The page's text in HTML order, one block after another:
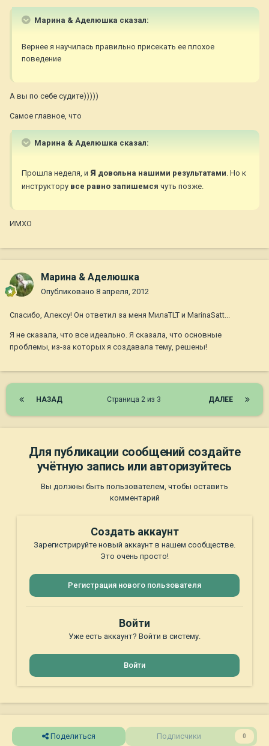
Марина & Аделюшка сказал:
Вернее я научилась правильно присекать ее плохое
поведение
А вы по себе судите)))))
Самое главное, что
Марина & Аделюшка сказал:
Прошла неделя, и я довольна нашими результатами. Но к
инструктору все равно запишемся чуть позже.
ИМХО
Марина & Аделюшка
Опубликовано 8 апреля, 2012
Спасибо, Алексу! Он ответил за меня МилаTLT и MarinaSatt...
Я не сказала, что все идеально. Я сказала, что основные
проблемы, из-за которых я создавала тему, решены!
НАЗАД ДАЛЕЕ
Страница 2 из 3
Для публикации сообщений создайте
учётную запись или авторизуйтесь
Вы должны быть пользователем, чтобы оставить
комментарий
Создать аккаунт
Зарегистрируйте новый аккаунт в нашем сообществе.
Это очень просто!
Регистрация нового пользователя
Войти
Уже есть аккаунт? Войти в систему.
Войти
Поделиться Подписчики 0